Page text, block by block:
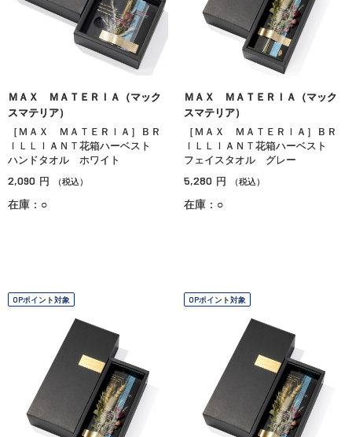
ＭＡＸ ＭＡＴＥＲＩＡ（マック
スマテリア）
［ＭＡＸ ＭＡＴＥＲＩＡ］ＢＲ
ＩＬＬＩＡＮＴ花箱ハーベスト
ハンドタオル ホワイト
2,090 円 （税込）
在庫：○
ＭＡＸ ＭＡＴＥＲＩＡ（マック
スマテリア）
［ＭＡＸ ＭＡＴＥＲＩＡ］ＢＲ
ＩＬＬＩＡＮＴ花箱ハーベスト
フェイスタオル グレー
5,280 円 （税込）
在庫：○
OPポイント対象 OPポイント対象